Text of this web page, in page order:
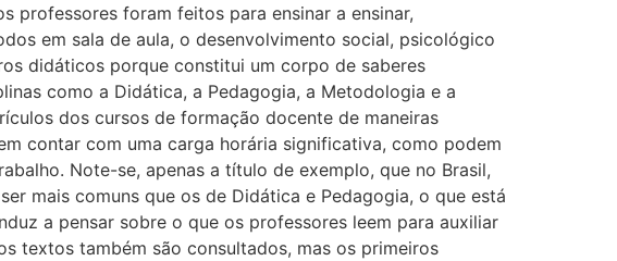
professores foram feitos para ensinar a ensinar,
em sala de aula, o desenvolvimento social, psicológico
didáticos porque constitui um corpo de saberes
como a Didática, a Pedagogia, a Metodologia e a
dos cursos de formação docente de maneiras
contar com uma carga horária significativa, como podem
Note-se, apenas a título de exemplo, que no Brasil,
mais comuns que os de Didática e Pedagogia, o que está
a pensar sobre o que os professores leem para auxiliar
textos também são consultados, mas os primeiros